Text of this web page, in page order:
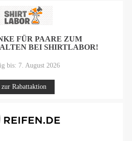
FÜR PAARE ZUM
BEI SHIRTLABOR!
bis: 7. August 2026
zur Rabattaktion